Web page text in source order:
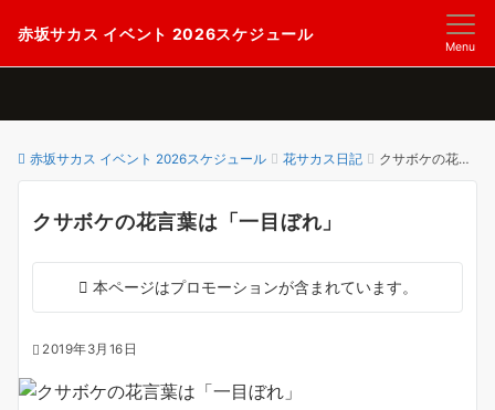
赤坂サカス イベント 2026スケジュール
Menu
赤坂サカス イベント 2026スケジュール 花サカス日記 クサボケの花言葉は「一目ぼれ」
クサボケの花言葉は「一目ぼれ」
本ページはプロモーションが含まれています。
2019年3月16日